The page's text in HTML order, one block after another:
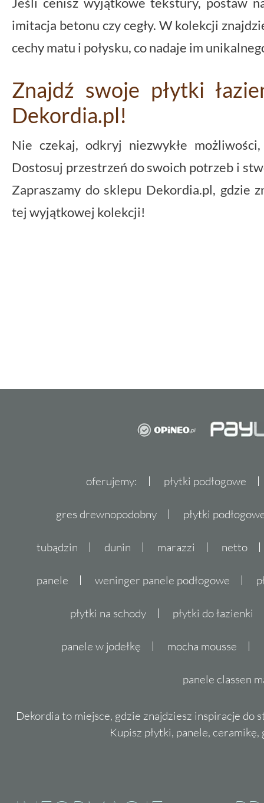
imitacja betonu czy cegły. W kolekcji
cechy matu i połysku, co nadaje im
Znajdź swoje płytki
Dekordia.pl!
Nie czekaj, odkryj niezwykłe
Dostosuj przestrzeń do swoich potrzeb i
Zapraszamy do sklepu Dekordia.pl, gdzie
tej wyjątkowej kolekcji!
oferujemy: płytki podłogowe
gres drewnopodobny płytki
tubądzin dunin marazzi netto
panele weninger panele podłogowe
płytki na schody płytki do łazienki
panele w jodełkę mocha mousse
panele classen
Dekordia to miejsce, gdzie znajdziesz inspiracje do
Kupisz płytki, panele,